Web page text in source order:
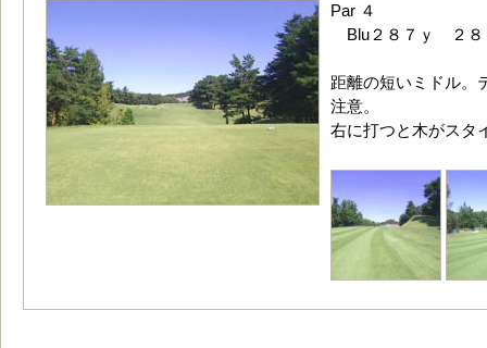
Par ４
Blu２８７ｙ ２８
距離の短いミドル。
注意。
右に打つと木がスタ